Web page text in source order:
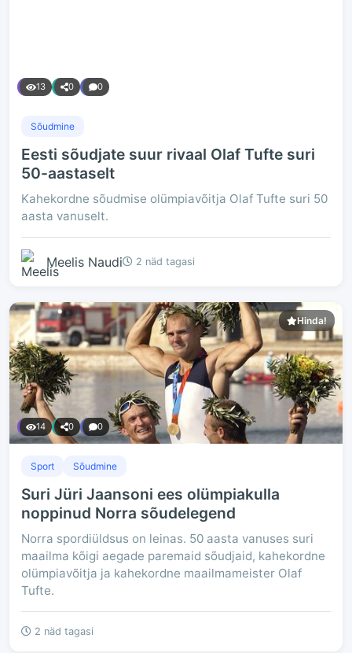
13 0 0
Sõudmine
Eesti sõudjate suur rivaal Olaf Tufte suri
50-aastaselt
Kahekordne sõudmise olümpiavõitja Olaf Tufte suri 50
aasta vanuselt.
Meelis Naudi 2 näd tagasi
Hinda!
14 0 0
Sport Sõudmine
Suri Jüri Jaansoni ees olümpiakulla
noppinud Norra sõudelegend
Norra spordiüldsus on leinas. 50 aasta vanuses suri
maailma kõigi aegade paremaid sõudjaid, kahekordne
olümpiavõitja ja kahekordne maailmameister Olaf
Tufte.
2 näd tagasi